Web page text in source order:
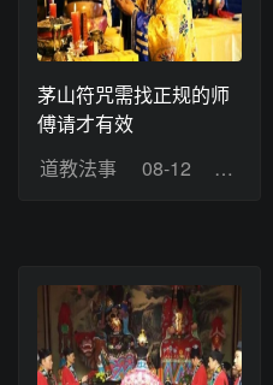
茅山符咒需找正规的师
傅请才有效
道教法事
08-12 浏览：5